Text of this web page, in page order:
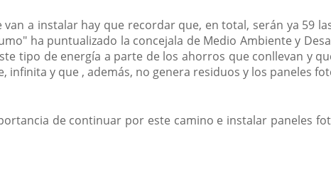
a instalar hay que recordar que, en total, serán ya 59
ha puntualizado la concejala de Medio Ambiente y
tipo de energía a parte de los ahorros que conllevan y
infinita y que , además, no genera residuos y los paneles
de continuar por este camino e instalar paneles